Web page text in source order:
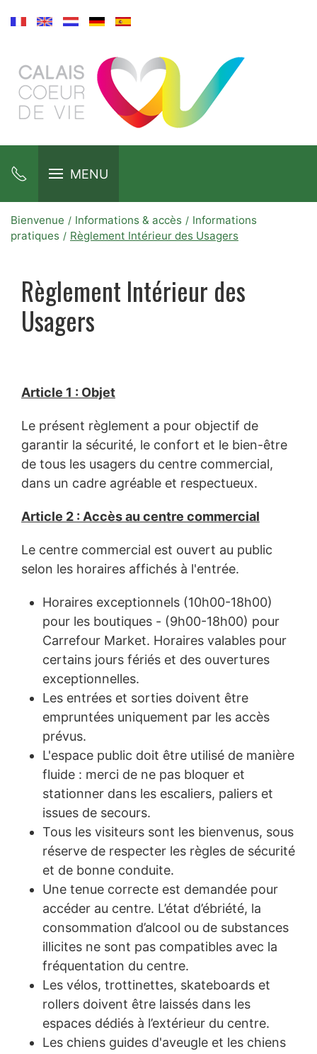
MENU
Bienvenue Informations & accès
Informations
pratiques
Règlement Intérieur des Usagers
Règlement Intérieur des
Usagers
Article 1 : Objet
Le présent règlement a pour objectif de
garantir la sécurité, le confort et le bien-être
de tous les usagers du centre commercial,
dans un cadre agréable et respectueux.
Article 2 : Accès au centre commercial
Le centre commercial est ouvert au public
selon les horaires affichés à l'entrée.
Horaires exceptionnels (10h00-18h00)
pour les boutiques - (9h00-18h00) pour
Carrefour Market. Horaires valables pour
certains jours fériés et des ouvertures
exceptionnelles.
Les entrées et sorties doivent être
empruntées uniquement par les accès
prévus.
L'espace public doit être utilisé de manière
fluide : merci de ne pas bloquer et
stationner dans les escaliers, paliers et
issues de secours.
Tous les visiteurs sont les bienvenus, sous
réserve de respecter les règles de sécurité
et de bonne conduite.
Une tenue correcte est demandée pour
accéder au centre. L’état d’ébriété, la
consommation d’alcool ou de substances
illicites ne sont pas compatibles avec la
fréquentation du centre.
Les vélos, trottinettes, skateboards et
rollers doivent être laissés dans les
espaces dédiés à l’extérieur du centre.
Les chiens guides d'aveugle et les chiens